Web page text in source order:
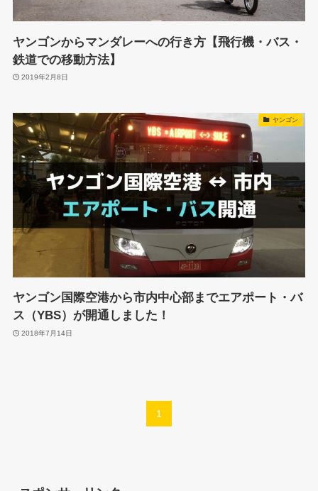
ヤンゴンからマンダレーへの行き方【飛行機・バス・
鉄道での移動方法】
2019年2月8日
ヤンゴン
ヤンゴン国際空港から市内中心部までエアポート・バ
ス（YBS）が開通しました！
2018年7月14日
1